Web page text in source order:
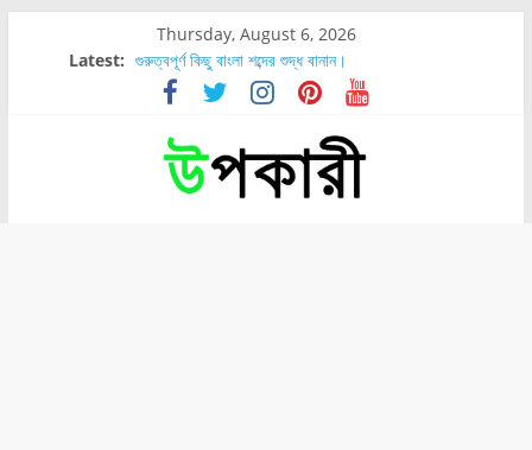
Thursday, August 6, 2026
Latest: গুরুত্বপূর্ণ কিছু বাংলা শব্দের শুদ্ধ বানান।
শরীরের কোন অংশে বেডসোর বেশি হয়?
নাসাল টিউব কতদিন রাখা যায়?
রোগীর পিঠ, কোমর এবং পায়ে বেডসোর দেখা গেলে করণীয় কি?
পার্সিমন ফলের স্বাস্থ্য ও পুষ্টি উপকারিতা।